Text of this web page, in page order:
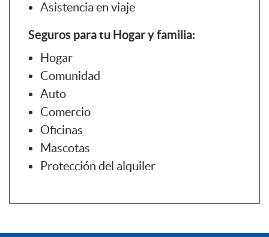
Asistencia en viaje
Seguros para tu Hogar y familia:
Hogar
Comunidad
Auto
Comercio
Oficinas
Mascotas
Protección del alquiler